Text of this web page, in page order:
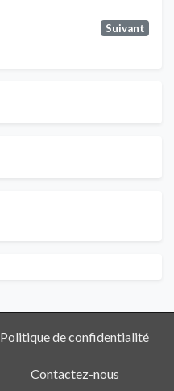
Suivant
Politique de confidentialité
Contactez-nous